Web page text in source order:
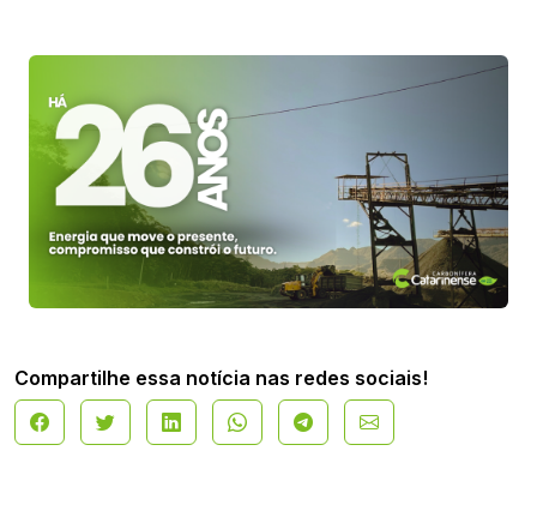
Compartilhe essa notícia nas redes sociais!